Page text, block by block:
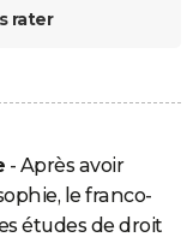
rater
- Après avoir
le franco-
études de droit